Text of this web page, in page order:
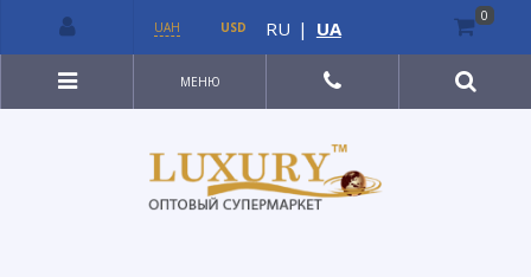
МЕНЮ
UAH USD RU | UA
0